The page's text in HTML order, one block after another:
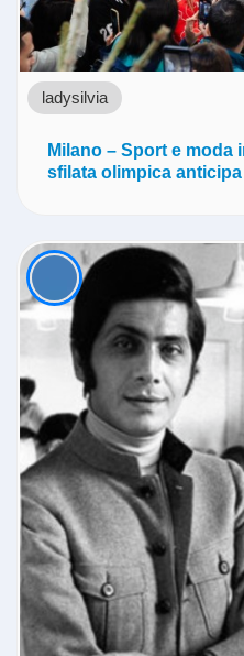
ladysilvia
Milano – Sport e moda
sfilata olimpica